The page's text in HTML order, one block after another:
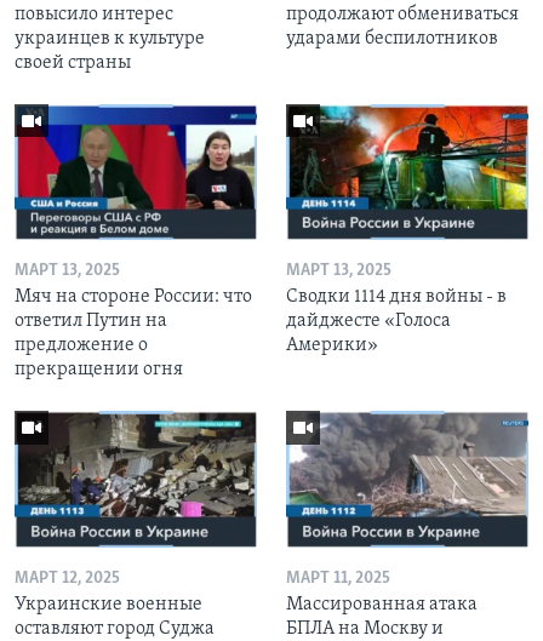
повысило интерес
украинцев к культуре
своей страны
продолжают обмениваться
ударами беспилотников
МАРТ 13, 2025
Мяч на стороне России: что
ответил Путин на
предложение о
прекращении огня
МАРТ 13, 2025
Сводки 1114 дня войны - в
дайджесте «Голоса
Америки»
МАРТ 12, 2025
Украинские военные
оставляют город Суджа
МАРТ 11, 2025
Массированная атака
БПЛА на Москву и